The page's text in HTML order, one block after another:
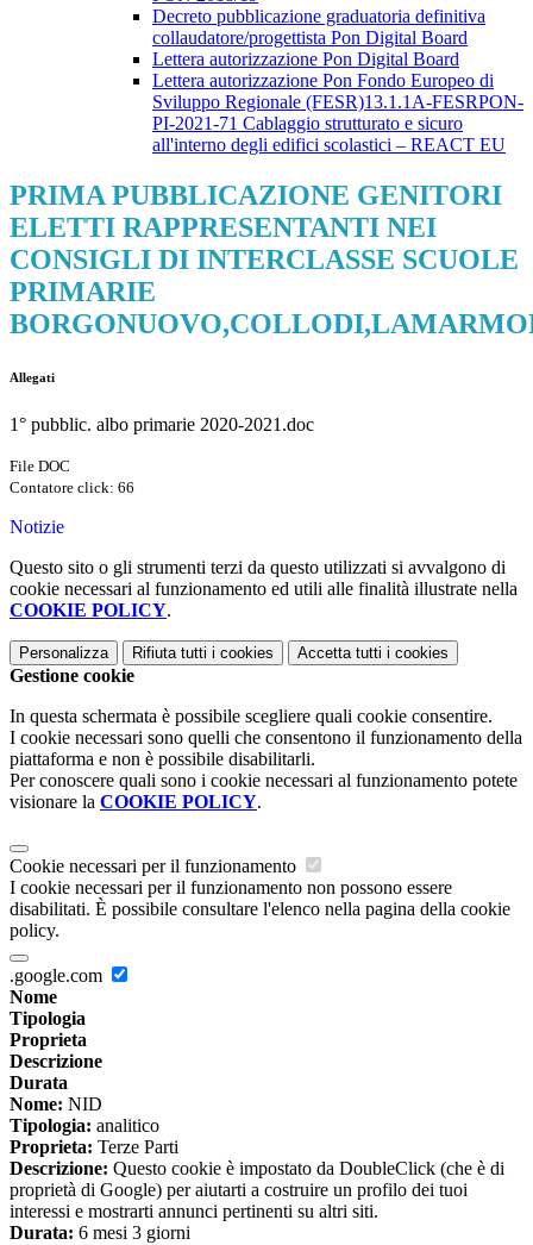
Decreto pubblicazione graduatoria definitiva
collaudatore/progettista Pon Digital Board
Lettera autorizzazione Pon Digital Board
Lettera autorizzazione Pon Fondo Europeo di
Sviluppo Regionale (FESR)13.1.1A-FESRPON-
PI-2021-71 Cablaggio strutturato e sicuro
all'interno degli edifici scolastici – REACT EU
PRIMA PUBBLICAZIONE GENITORI
ELETTI RAPPRESENTANTI NEI
CONSIGLI DI INTERCLASSE SCUOLE
PRIMARIE
Allegati
1° pubblic. albo primarie 2020-2021.doc
File DOC
Contatore click: 66
Notizie
Questo sito o gli strumenti terzi da questo utilizzati si avvalgono di
cookie necessari al funzionamento ed utili alle finalità illustrate nella
COOKIE POLICY.
Personalizza Rifiuta tutti i cookies Accetta tutti i cookies
Gestione cookie
In questa schermata è possibile scegliere quali cookie consentire.
I cookie necessari sono quelli che consentono il funzionamento della
piattaforma e non è possibile disabilitarli.
Per conoscere quali sono i cookie necessari al funzionamento potete
visionare la COOKIE POLICY.
Cookie necessari per il funzionamento
I cookie necessari per il funzionamento non possono essere
disabilitati. È possibile consultare l'elenco nella pagina della cookie
policy.
.google.com
Nome
Tipologia
Proprieta
Descrizione
Durata
Nome: NID
Tipologia: analitico
Proprieta: Terze Parti
Descrizione: Questo cookie è impostato da DoubleClick (che è di
proprietà di Google) per aiutarti a costruire un profilo dei tuoi
interessi e mostrarti annunci pertinenti su altri siti.
Durata: 6 mesi 3 giorni